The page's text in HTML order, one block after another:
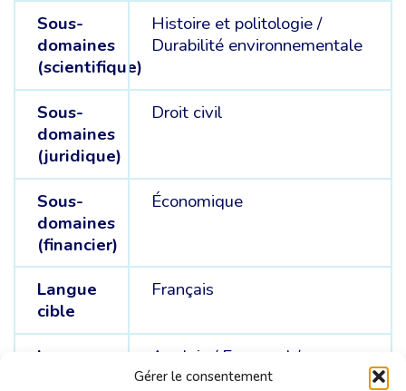
Gérer le consentement
Sous-
domaines
(scientifique)
Histoire et politologie /
Durabilité environnementale
Sous-
domaines
(juridique)
Droit civil
Sous-
domaines
(financier)
Économique
Langue
cible
Français
Langue
Anglais / Espagnol /
Portugais